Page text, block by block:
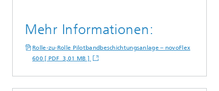
Mehr Informationen:
Rolle-zu-Rolle Pilotbandbeschichtungsanlage – novoFlex
600 [ PDF 3,01 MB ]